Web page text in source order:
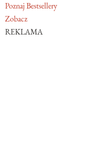
Poznaj Bestsellery
Zobacz
REKLAMA